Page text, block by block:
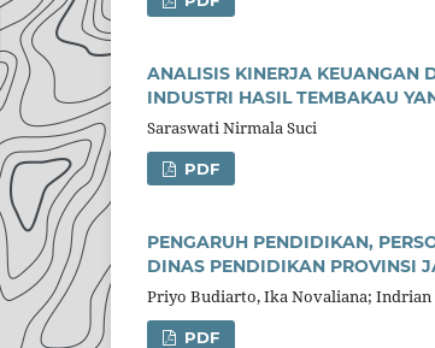
ANALISIS KINERJA KEUANGAN
INDUSTRI HASIL TEMBAKAU
Saraswati Nirmala Suci
PDF
PENGARUH PENDIDIKAN,
DINAS PENDIDIKAN PROVINSI
Priyo Budiarto, Ika Novaliana; Indrian
PDF